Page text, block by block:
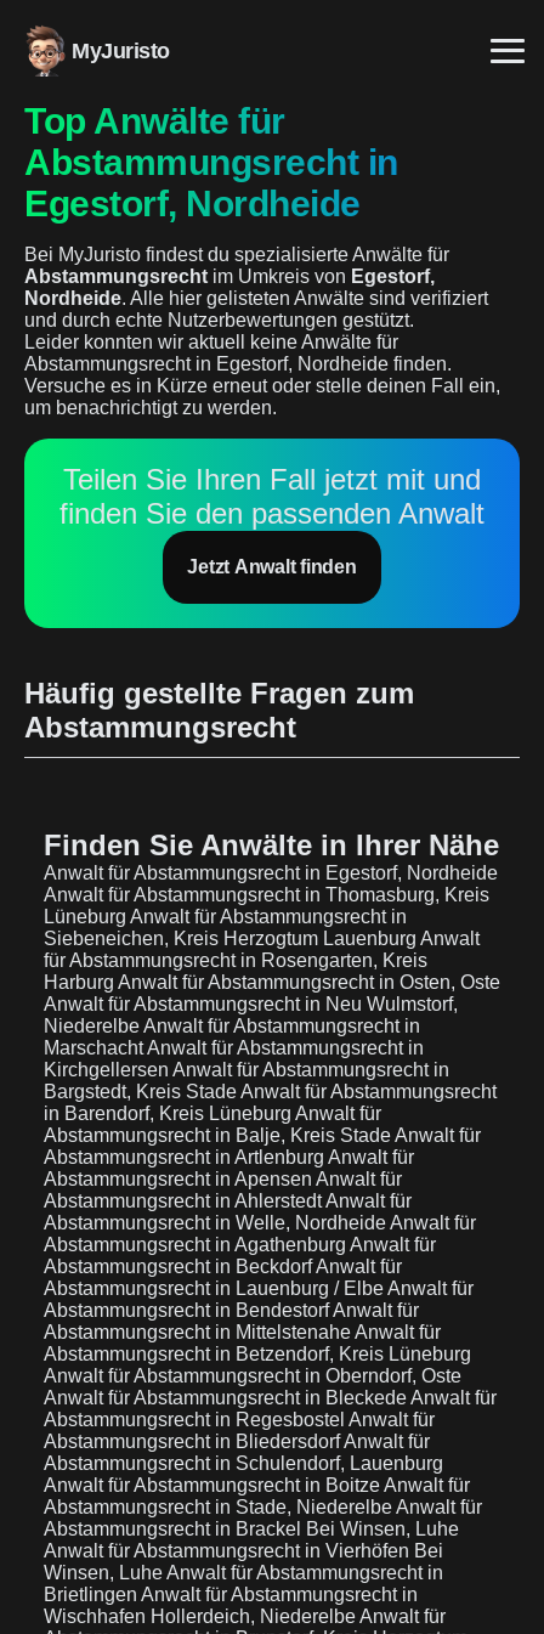
MyJuristo
Top Anwälte für
Abstammungsrecht in
Egestorf, Nordheide
Bei MyJuristo findest du spezialisierte Anwälte für
Abstammungsrecht im Umkreis von Egestorf,
Nordheide. Alle hier gelisteten Anwälte sind verifiziert
und durch echte Nutzerbewertungen gestützt.
Leider konnten wir aktuell keine Anwälte für
Abstammungsrecht in Egestorf, Nordheide finden.
Versuche es in Kürze erneut oder stelle deinen Fall ein,
um benachrichtigt zu werden.
Teilen Sie Ihren Fall jetzt mit und
finden Sie den passenden Anwalt
Jetzt Anwalt finden
Häufig gestellte Fragen zum
Abstammungsrecht
Finden Sie Anwälte in Ihrer Nähe
Anwalt für Abstammungsrecht in Egestorf, Nordheide
Anwalt für Abstammungsrecht in Thomasburg, Kreis
Lüneburg Anwalt für Abstammungsrecht in
Siebeneichen, Kreis Herzogtum Lauenburg Anwalt
für Abstammungsrecht in Rosengarten, Kreis
Harburg Anwalt für Abstammungsrecht in Osten, Oste
Anwalt für Abstammungsrecht in Neu Wulmstorf,
NiederelbeAnwalt für Abstammungsrecht in
MarschachtAnwalt für Abstammungsrecht in
Kirchgellersen Anwalt für Abstammungsrecht in
Bargstedt, Kreis StadeAnwalt für Abstammungsrecht
in Barendorf, Kreis Lüneburg Anwalt für
Abstammungsrecht in Balje, Kreis StadeAnwalt für
Abstammungsrecht in Artlenburg Anwalt für
Abstammungsrecht in Apensen Anwalt für
Abstammungsrecht in AhlerstedtAnwalt für
Abstammungsrecht in Welle, NordheideAnwalt für
Abstammungsrecht in Agathenburg Anwalt für
Abstammungsrecht in BeckdorfAnwalt für
Abstammungsrecht in Lauenburg / ElbeAnwalt für
Abstammungsrecht in BendestorfAnwalt für
Abstammungsrecht in MittelstenaheAnwalt für
Abstammungsrecht in Betzendorf, Kreis Lüneburg
Anwalt für Abstammungsrecht in Oberndorf, Oste
Anwalt für Abstammungsrecht in BleckedeAnwalt für
Abstammungsrecht in Regesbostel Anwalt für
Abstammungsrecht in BliedersdorfAnwalt für
Abstammungsrecht in Schulendorf, Lauenburg
Anwalt für Abstammungsrecht in BoitzeAnwalt für
Abstammungsrecht in Stade, NiederelbeAnwalt für
Abstammungsrecht in Brackel Bei Winsen, Luhe
Anwalt für Abstammungsrecht in Vierhöfen Bei
Winsen, LuheAnwalt für Abstammungsrecht in
Brietlingen Anwalt für Abstammungsrecht in
Wischhafen Hollerdeich, NiederelbeAnwalt für